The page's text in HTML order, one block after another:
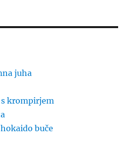
juha
krompirjem
buče